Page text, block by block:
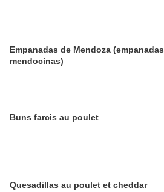
Empanadas de Mendoza (empanadas
mendocinas)
Buns farcis au poulet
Quesadillas au poulet et cheddar